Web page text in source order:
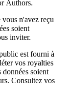
Authors.
n'avez reçu
soient
inviter.
est fourni à
vos royalties
soient
Consultez vos